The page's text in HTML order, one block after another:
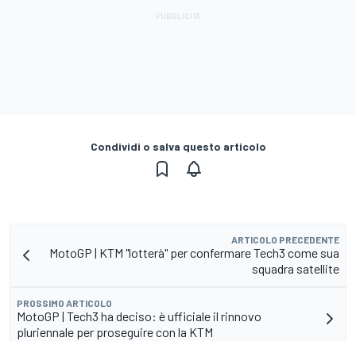
Condividi o salva questo articolo
ARTICOLO PRECEDENTE
MotoGP | KTM "lotterà" per confermare Tech3 come sua
squadra satellite
PROSSIMO ARTICOLO
MotoGP | Tech3 ha deciso: è ufficiale il rinnovo
pluriennale per proseguire con la KTM